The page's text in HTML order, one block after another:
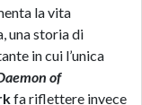
la vita
una storia di
in cui l’unica
of
fa riflettere invece